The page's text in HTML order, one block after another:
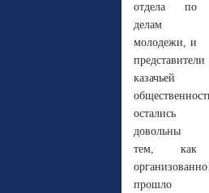
отдела по
делам
молодежи, и
представители
казачьей
остались
довольны
тем, как
организованно
прошло